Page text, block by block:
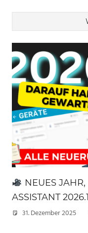
NEUES
ASSISTANT
31. Dezember 2025